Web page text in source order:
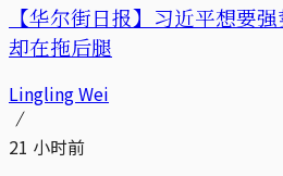
【华尔街日报】习近平想要
却在拖后腿
Lingling Wei
21 小时前